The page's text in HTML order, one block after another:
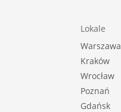
Lokale
Warszawa
Kraków
Wrocław
Poznań
Gdańsk